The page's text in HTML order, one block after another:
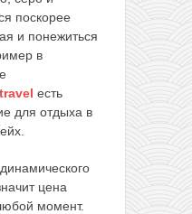
поскорее
и понежиться
в
есть
для отдыха в
цена
момент.